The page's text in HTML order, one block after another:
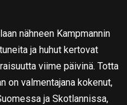
nähneen Kampmannin
ja huhut kertovat
viime päivinä. Totta
on valmentajana kokenut,
ja Skotlannissa,